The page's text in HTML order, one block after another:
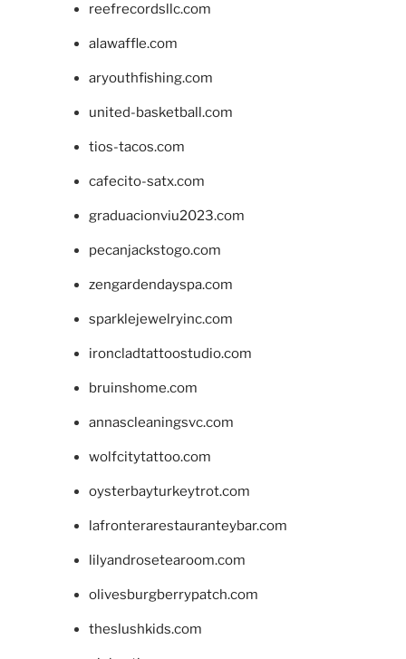
reefrecordsllc.com
alawaffle.com
aryouthfishing.com
united-basketball.com
tios-tacos.com
cafecito-satx.com
graduacionviu2023.com
pecanjackstogo.com
zengardendayspa.com
sparklejewelryinc.com
ironcladtattoostudio.com
bruinshome.com
annascleaningsvc.com
wolfcitytattoo.com
oysterbayturkeytrot.com
lafronterarestauranteybar.com
lilyandrosetearoom.com
olivesburgberrypatch.com
theslushkids.com